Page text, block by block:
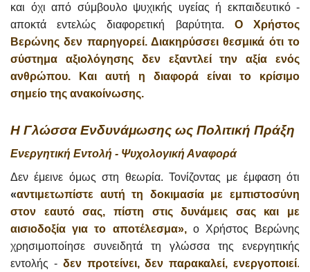
και όχι από σύμβουλο ψυχικής υγείας ή εκπαιδευτικό -
αποκτά εντελώς διαφορετική βαρύτητα. Ο Χρήστος
Βερώνης δεν παρηγορεί. Διακηρύσσει θεσμικά ότι το
σύστημα αξιολόγησης δεν εξαντλεί την αξία ενός
ανθρώπου. Και αυτή η διαφορά είναι το κρίσιμο
σημείο της ανακοίνωσης.
Η Γλώσσα Ενδυνάμωσης ως Πολιτική Πράξη
Ενεργητική Εντολή - Ψυχολογική Αναφορά
Δεν έμεινε όμως στη θεωρία. Τονίζοντας με έμφαση ότι
«αντιμετωπίστε αυτή τη δοκιμασία με εμπιστοσύνη
στον εαυτό σας, πίστη στις δυνάμεις σας και με
αισιοδοξία για το αποτέλεσμα»,ο Χρήστος Βερώνης
χρησιμοποίησε συνειδητά τη γλώσσα της ενεργητικής
εντολής - δεν προτείνει, δεν παρακαλεί, ενεργοποιεί.